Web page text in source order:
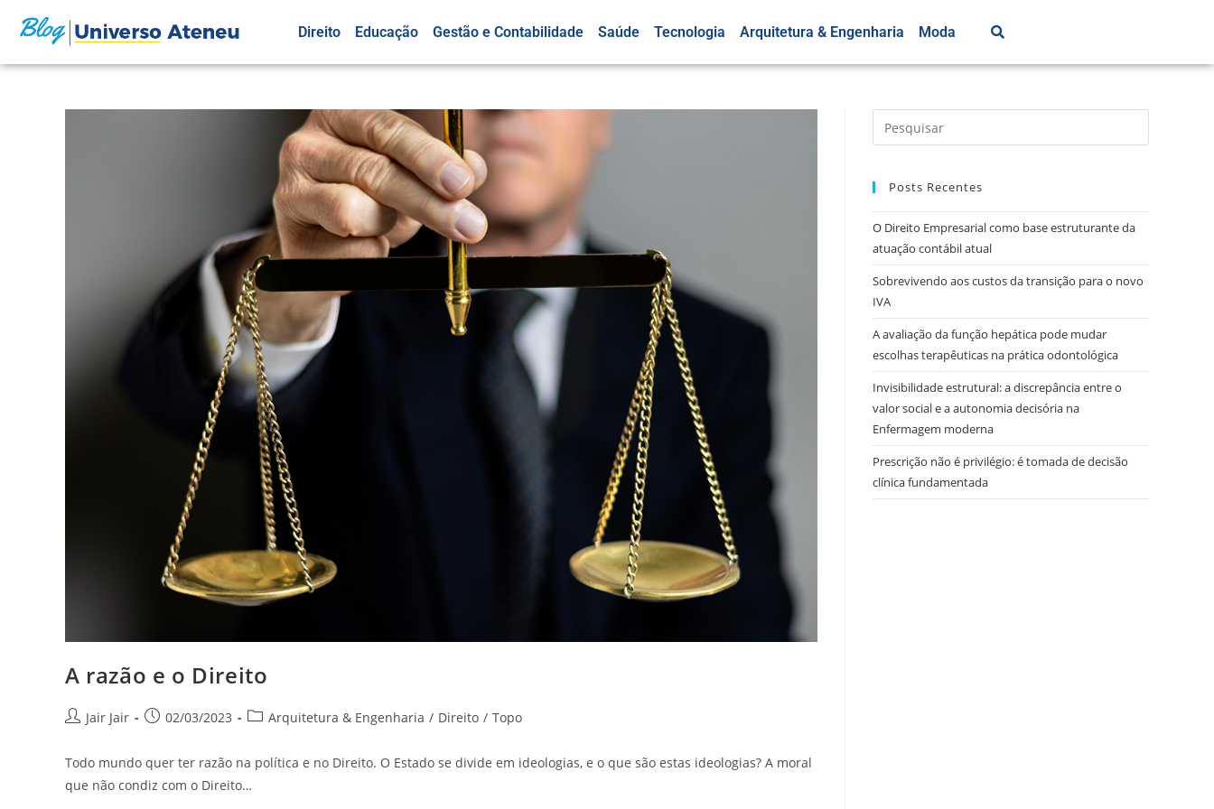
Direito Educação Gestão e Contabilidade Saúde Tecnologia Arquitetura & Engenharia Moda
A razão e o Direito
Jair Jair 02/03/2023 Arquitetura & Engenharia / Direito / Topo
Todo mundo quer ter razão na política e no Direito. O Estado se divide em ideologias, e o que são estas ideologias? A moral
que não condiz com o Direito…
Posts Recentes
O Direito Empresarial como base estruturante da
atuação contábil atual
Sobrevivendo aos custos da transição para o novo
IVA
A avaliação da função hepática pode mudar
escolhas terapêuticas na prática odontológica
Invisibilidade estrutural: a discrepância entre o
valor social e a autonomia decisória na
Enfermagem moderna
Prescrição não é privilégio: é tomada de decisão
clínica fundamentada